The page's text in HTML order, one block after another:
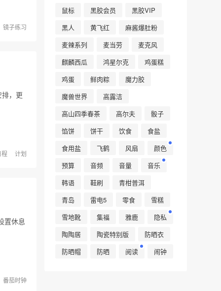
镜子练习
，更
程 计划
置休息
番茄时钟
鼠标 黑胶会员
黑胶VIP
黑人
黄飞红
麻酱爆肚粉
麦辣系列
麦当劳
麦克风
麒麟西瓜
鸿星尔克
鸡蛋糕
鸡蛋
鲜肉粽
魔力胶
魔兽世界
高露洁
高山四季春茶
高尔夫
骰子
馅饼
饼干 饮食
食盐
食用盐
飞鹤 风扇
颜色
预算
音频 音量
音乐
韩语
鞋刷
青柑普洱
青岛
雷电5 零食
雪糕
雪地靴
集福 雅鹿
隐私
陶陶居
陶瓷特别版
防晒衣
防晒帽
防晒 阅读 闹钟